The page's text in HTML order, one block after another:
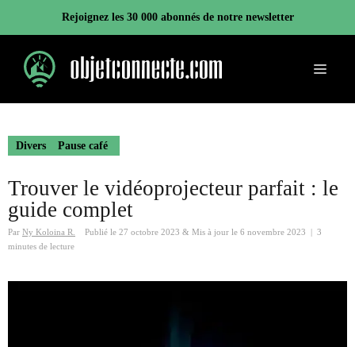
contenu
Rejoignez les 30 000 abonnés de notre newsletter
Menu
Divers Pause café
Trouver le vidéoprojecteur parfait : le
guide complet
Par Ny Koloina R. Publié le 27 octobre 2023 & Mis à jour le 6 novembre 2023
3
minutes de lecture